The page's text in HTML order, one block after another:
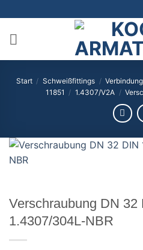
Inhalt
springen
Start / Schweißfittings /
11851 / 1.4307/V2A /
Verschraubung DN 32
1.4307/304L-NBR